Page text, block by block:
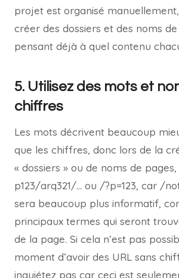
projet est organisé
créer des dossiers et des noms
pensant déjà à quel contenu
5. Utilisez des mots et
chiffres
Les mots décrivent beaucoup
que les chiffres, donc lors de la
« dossiers » ou de noms de
p123/arq321/… ou /?p=123, car /
sera beaucoup plus informatif,
principaux termes qui seront
de la page. Si cela n’est pas
moment d’avoir des URL sans
inquiétez pas car ceci est